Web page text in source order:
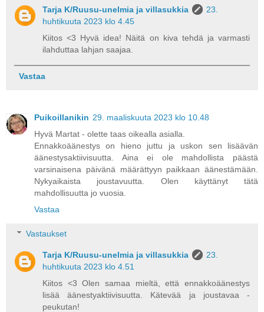
Tarja K/Ruusu-unelmia ja villasukkia
23.
huhtikuuta 2023 klo 4.45
Kiitos <3 Hyvä idea! Näitä on kiva tehdä ja varmasti
ilahduttaa lahjan saajaa.
Vastaa
Puikoillanikin 29. maaliskuuta 2023 klo 10.48
Hyvä Martat - olette taas oikealla asialla.
Ennakkoäänestys on hieno juttu ja uskon sen lisäävän
äänestysaktiivisuutta. Aina ei ole mahdollista päästä
varsinaisena päivänä määrättyyn paikkaan äänestämään.
Nykyaikaista joustavuutta. Olen käyttänyt tätä
mahdollisuutta jo vuosia.
Vastaa
Vastaukset
Tarja K/Ruusu-unelmia ja villasukkia
23.
huhtikuuta 2023 klo 4.51
Kiitos <3 Olen samaa mieltä, että ennakkoäänestys
lisää äänestyaktiivisuutta. Kätevää ja joustavaa -
peukutan!